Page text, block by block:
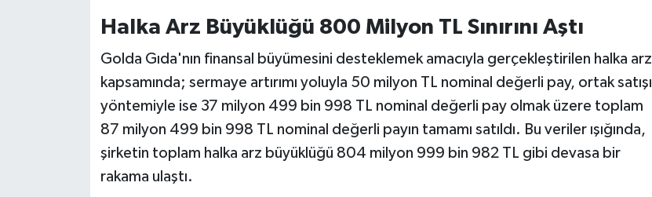
Halka Arz Büyüklüğü 800 Milyon TL Sınırını Aştı
Golda Gıda'nın finansal büyümesini desteklemek amacıyla gerçekleştirilen halka arz
kapsamında; sermaye artırımı yoluyla 50 milyon TL nominal değerli pay, ortak satışı
yöntemiyle ise 37 milyon 499 bin 998 TL nominal değerli pay olmak üzere toplam
87 milyon 499 bin 998 TL nominal değerli payın tamamı satıldı. Bu veriler ışığında,
şirketin toplam halka arz büyüklüğü 804 milyon 999 bin 982 TL gibi devasa bir
rakama ulaştı.
Savaştepe
SEYAHAT